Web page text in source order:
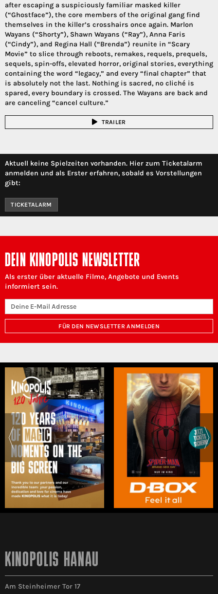
after escaping a suspiciously familiar masked killer
(“Ghostface”), the core members of the original gang find
themselves in the killer’s crosshairs once again. Marlon
Wayans (“Shorty”), Shawn Wayans (“Ray”), Anna Faris
(“Cindy”), and Regina Hall (“Brenda”) reunite in “Scary
Movie” to slice through reboots, remakes, requels, prequels,
sequels, spin-offs, elevated horror, original stories, everything
containing the word “legacy,” and every “final chapter” that
is absolutely not the last. Nothing is sacred, no cliché is
spared, every boundary is crossed. The Wayans are back and
are canceling “cancel culture.”
TRAILER
Aktuell keine Spielzeiten vorhanden. Hier zum Ticketalarm
anmelden und als Erster erfahren, sobald es Vorstellungen
gibt:
TICKETALARM
DEIN KINOPOLIS NEWSLETTER
Als erster über aktuelle Filme, Angebote und Events
informiert sein.
FÜR DEN NEWSLETTER ANMELDEN
KINOPOLIS HANAU
Am Steinheimer Tor 17